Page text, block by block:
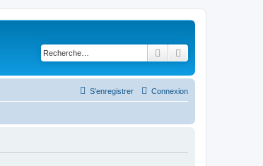
Rechercher
Connexion
S’enregistrer